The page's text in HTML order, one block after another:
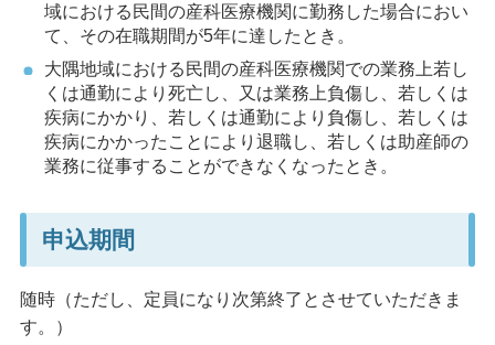
域における民間の産科医療機関に勤務した場合におい
て、その在職期間が5年に達したとき。
大隅地域における民間の産科医療機関での業務上若し
くは通勤により死亡し、又は業務上負傷し、若しくは
疾病にかかり、若しくは通勤により負傷し、若しくは
疾病にかかったことにより退職し、若しくは助産師の
業務に従事することができなくなったとき。
申込期間
随時（ただし、定員になり次第終了とさせていただきま
す。）